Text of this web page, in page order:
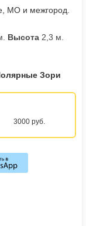
МО и межгород.
Высота 2,3 м.
Зори
3000 руб.